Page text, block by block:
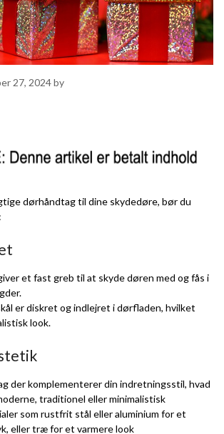
27, 2024by
dørhåndtag til dine skydedøre, bør du
et fast greb til at skyde døren med og fås i
er diskret og indlejret i dørfladen, hvilket
look.
der komplementerer din indretningsstil, hvad
traditionel eller minimalistisk
som rustfrit stål eller aluminium for et
eller træ for et varmere look